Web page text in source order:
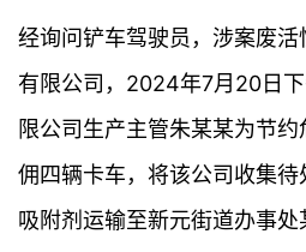
经询问铲车驾驶员，涉案废
有限公司，2024年7月20日
限公司生产主管朱某某为节
佣四辆卡车，将该公司收集
吸附剂运输至新元街道办事